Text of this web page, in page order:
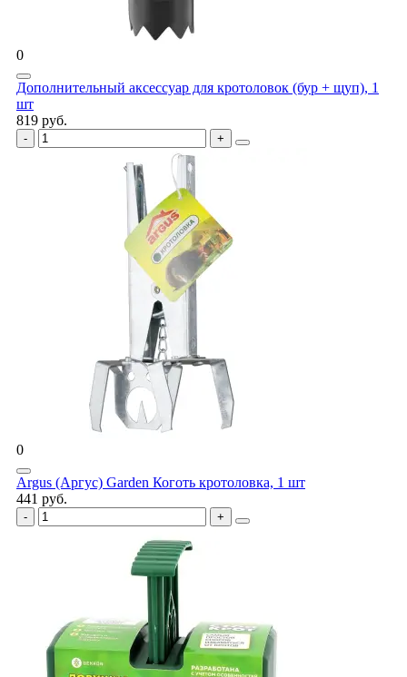
0
Дополнительный аксессуар для кротоловок (бур + щуп), 1
шт
819 руб.
0
Argus (Аргус) Garden Коготь кротоловка, 1 шт
441 руб.